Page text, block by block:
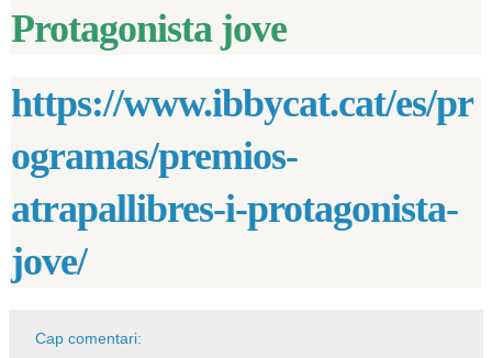
Protagonista jove
https://www.ibbycat.cat/es/pr
ogramas/premios-
atrapallibres-i-protagonista-
jove/
Cap comentari: